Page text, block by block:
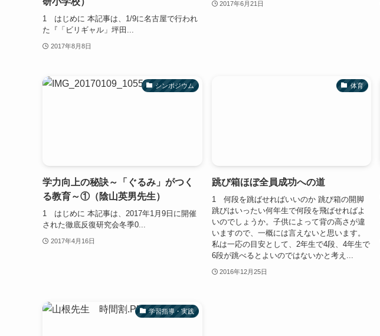
1 はじめに 本記事は、1/9に名古屋で行われ
た『「ビリギャル」坪田...
2017年8月8日
2017年6月21日
シンポジウム
学力向上の秘訣～「ぐるみ」がつく
る教育～①（陰山英男先生）
1 はじめに 本記事は、2017年1月9日に開催
された徹底反復研究会冬季0...
2017年4月16日
体育
跳び箱ほぼ全員成功への道
1 何段を跳ばせればいいのか 跳び箱の開脚
跳びはいったい何年生で何段を飛ばせればよ
いのでしょうか。子供によって背の高さが違
いますので、一概には言えないと思います。
私は一応の目安として、2年生で4段、4年生で
6段が跳べるとよいのではないかと考え...
2016年12月25日
学習指導・実践